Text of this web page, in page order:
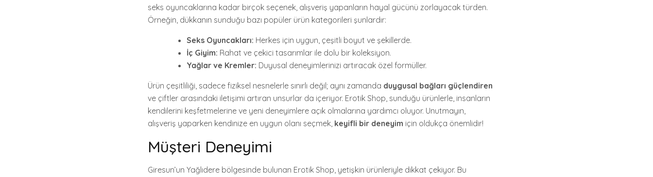
seks oyuncaklarına kadar birçok seçenek, alışveriş yapanların hayal gücünü zorlayacak türden.
Örneğin, dükkanın sunduğu bazı popüler ürün kategorileri şunlardır:
Seks Oyuncakları: Herkes için uygun, çeşitli boyut ve şekillerde.
İç Giyim: Rahat ve çekici tasarımlar ile dolu bir koleksiyon.
Yağlar ve Kremler: Duyusal deneyimlerinizi artıracak özel formüller.
Ürün çeşitliliği, sadece fiziksel nesnelerle sınırlı değil; aynı zamanda duygusal bağları güçlendiren
ve çiftler arasındaki iletişimi artıran unsurlar da içeriyor. Erotik Shop, sunduğu ürünlerle, insanların
kendilerini keşfetmelerine ve yeni deneyimlere açık olmalarına yardımcı oluyor. Unutmayın,
alışveriş yaparken kendinize en uygun olanı seçmek, keyifli bir deneyim için oldukça önemlidir!
Müşteri Deneyimi
Giresun’un Yağlıdere bölgesinde bulunan Erotik Shop, yetişkin ürünleriyle dikkat çekiyor. Bu